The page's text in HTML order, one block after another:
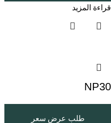
قراءة المزيد
NP30
طلب عرض سعر